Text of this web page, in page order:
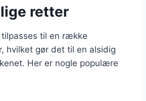
retter
tilpasses til en række
hvilket gør det til en alsidig
Her er nogle populære